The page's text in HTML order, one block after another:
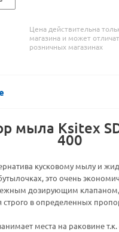
Цена действительна
магазина и может
розничных магазинах
мыла Ksitex
400
кусковому мылу и
это очень
дозирующим
строго в определенных
места на раковине